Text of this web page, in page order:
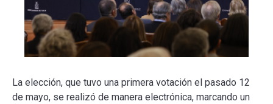
La elección, que tuvo una primera votación el pasado 12
de mayo, se realizó de manera electrónica, marcando un